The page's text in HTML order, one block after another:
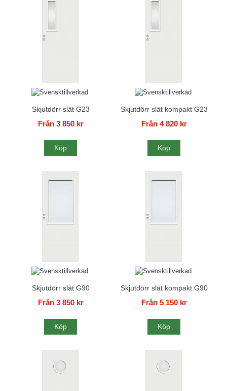
Skjutdörr slät G23
Från 3 850 kr
Köp
Skjutdörr slät kompakt G23
Från 4 820 kr
Köp
Skjutdörr slät G90
Från 3 850 kr
Köp
Skjutdörr slät kompakt G90
Från 5 150 kr
Köp